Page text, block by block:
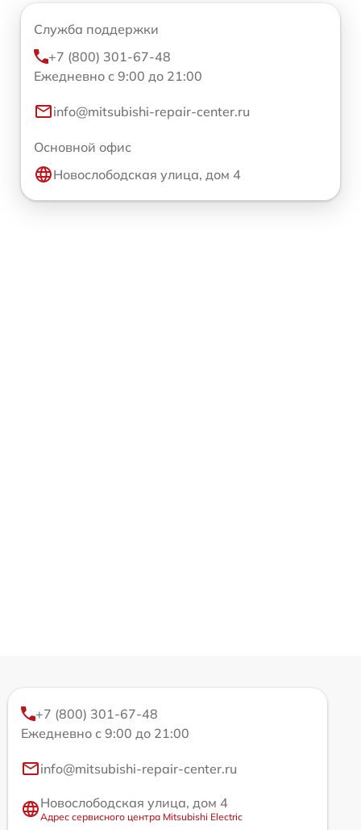
Служба поддержки
+7 (800) 301-67-48
Ежедневно с 9:00 до 21:00
info@mitsubishi-repair-center.ru
Основной офис
Новослободская улица, дом 4
+7 (800) 301-67-48
Ежедневно с 9:00 до 21:00
info@mitsubishi-repair-center.ru
Новослободская улица, дом 4
Адрес сервисного центра Mitsubishi Electric